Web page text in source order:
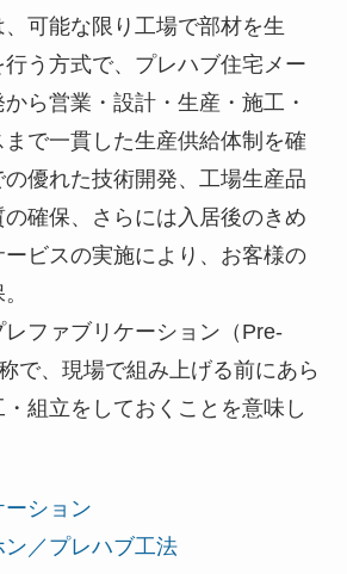
可能な限り工場で部材を生
う方式で、プレハブ住宅メー
ら営業・設計・生産・施工・
で一貫した生産供給体制を確
優れた技術開発、工場生産品
確保、さらには入居後のきめ
ビスの実施により、お客様の
ファブリケーション（Pre-
で、現場で組み上げる前にあら
組立をしておくことを意味し
ション
／プレハブ工法